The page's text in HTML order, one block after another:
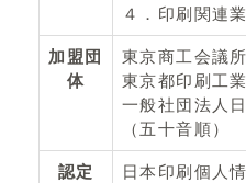
４．印刷関連
加盟団
体
東京商工会議所
東京都印刷工
一般社団法人
（五十音順）
認定
日本印刷個人